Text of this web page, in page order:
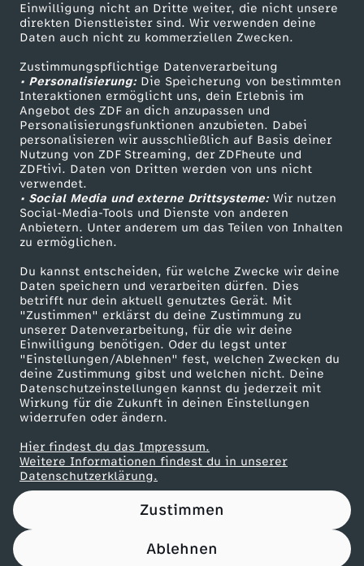
Einwilligung nicht an Dritte weiter, die nicht unsere
direkten Dienstleister sind. Wir verwenden deine
Daten auch nicht zu kommerziellen Zwecken.
Zustimmungspflichtige Datenverarbeitung
• Personalisierung:Die Speicherung von bestimmten
Interaktionen ermöglicht uns, dein Erlebnis im
Angebot des ZDF an dich anzupassen und
Personalisierungsfunktionen anzubieten. Dabei
personalisieren wir ausschließlich auf Basis deiner
Nutzung von ZDF Streaming, der ZDFheute und
ZDFtivi. Daten von Dritten werden von uns nicht
verwendet.
• Social Media und externe Drittsysteme:Wir nutzen
Social-Media-Tools und Dienste von anderen
Anbietern. Unter anderem um das Teilen von Inhalten
zu ermöglichen.
Du kannst entscheiden, für welche Zwecke wir deine
Daten speichern und verarbeiten dürfen. Dies
betrifft nur dein aktuell genutztes Gerät. Mit
"Zustimmen" erklärst du deine Zustimmung zu
unserer Datenverarbeitung, für die wir deine
Einwilligung benötigen. Oder du legst unter
"Einstellungen/Ablehnen" fest, welchen Zwecken du
deine Zustimmung gibst und welchen nicht. Deine
Datenschutzeinstellungen kannst du jederzeit mit
Wirkung für die Zukunft in deinen Einstellungen
widerrufen oder ändern.
Hier findest du das Impressum.
Weitere Informationen findest du in unserer
Datenschutzerklärung.
Zustimmen
Ablehnen